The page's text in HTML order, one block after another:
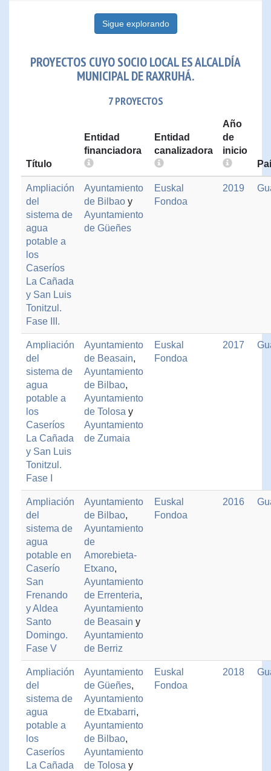
Sigue explorando
PROYECTOS CUYO SOCIO LOCAL ES ALCALDÍA
MUNICIPAL DE RAXRUHÁ.
7 PROYECTOS
Título
Entidad
financiadora
Entidad
canalizadora
Año
de
inicio
Ampliación
del
sistema de
agua
potable a
los
Caseríos
La Cañada
y San Luis
Tonitzul.
Fase III.
Ayuntamiento
de Bilbao y
Ayuntamiento
de Güeñes
Euskal
Fondoa
2019
Ampliación
del
sistema de
agua
potable a
los
Caseríos
La Cañada
y San Luis
Tonitzul.
Fase I
Ayuntamiento
de Beasain,
Ayuntamiento
de Bilbao,
Ayuntamiento
de Tolosa y
Ayuntamiento
de Zumaia
Euskal
Fondoa
2017
Ampliación
del
sistema de
agua
potable en
Caserío
San
Frenando
y Aldea
Santo
Domingo.
Fase V
Ayuntamiento
de Bilbao,
Ayuntamiento
de
Amorebieta-
Etxano,
Ayuntamiento
de Errenteria,
Ayuntamiento
de Beasain y
Ayuntamiento
de Berriz
Euskal
Fondoa
2016
Ampliación
del
sistema de
agua
potable a
los
Caseríos
La Cañada
Ayuntamiento
de Güeñes,
Ayuntamiento
de Etxabarri,
Ayuntamiento
de Bilbao,
Ayuntamiento
de Tolosa y
Euskal
Fondoa
2018